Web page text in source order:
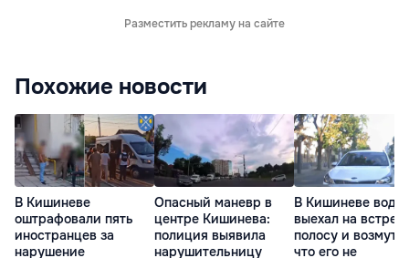
Разместить рекламу на сайте
Похожие новости
В Кишиневе
оштрафовали пять
иностранцев за
нарушение
Опасный маневр в
центре Кишинева:
полиция выявила
нарушительницу
В Кишиневе
выехал на
полосу и
что его не